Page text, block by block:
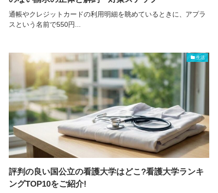
通帳やクレジットカードの利用明細を眺めているときに、アプラ
スという名前で550円...
生活
評判の良い国公立の看護大学はどこ?看護大学ランキ
ングTOP10をご紹介!